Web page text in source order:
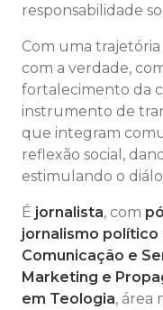
responsabilidade
Com uma
com a verdade,
fortalecimento da
instrumento de
que integram
reflexão social,
estimulando o
É jornalista, com
jornalismo político
Comunicação e
Marketing e
em Teologia, área